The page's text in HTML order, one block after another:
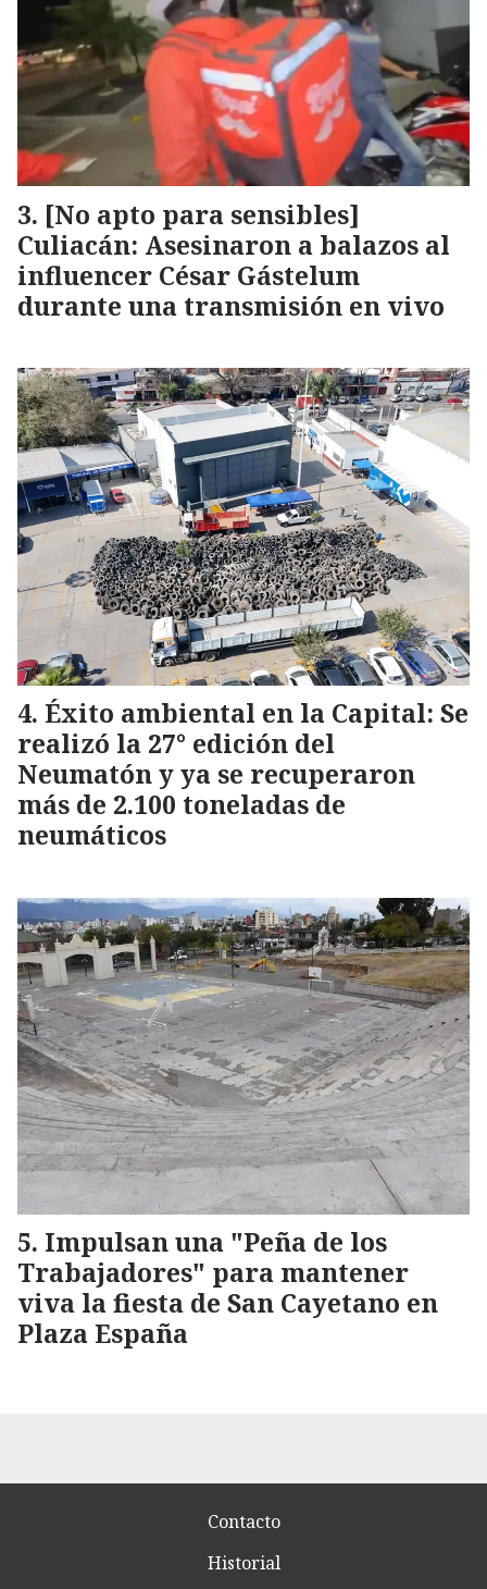
[No apto para sensibles]
Culiacán: Asesinaron a balazos al
influencer César Gástelum
durante una transmisión en vivo
Éxito ambiental en la Capital: Se
realizó la 27° edición del
Neumatón y ya se recuperaron
más de 2.100 toneladas de
neumáticos
Impulsan una "Peña de los
Trabajadores" para mantener
viva la fiesta de San Cayetano en
Plaza España
Contacto
Historial